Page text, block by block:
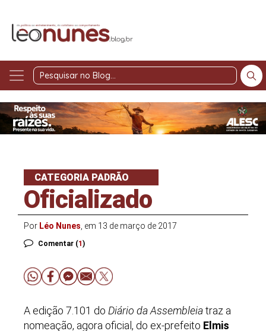
Pesquisar
Blog
CATEGORIA PADRÃO
Oficializado
Por Léo Nunes , em 13 de março de 2017
Comentar (1)
A edição 7.101 do Diário da Assembleiatraz a
nomeação, agora oficial, do ex-prefeito Elmis